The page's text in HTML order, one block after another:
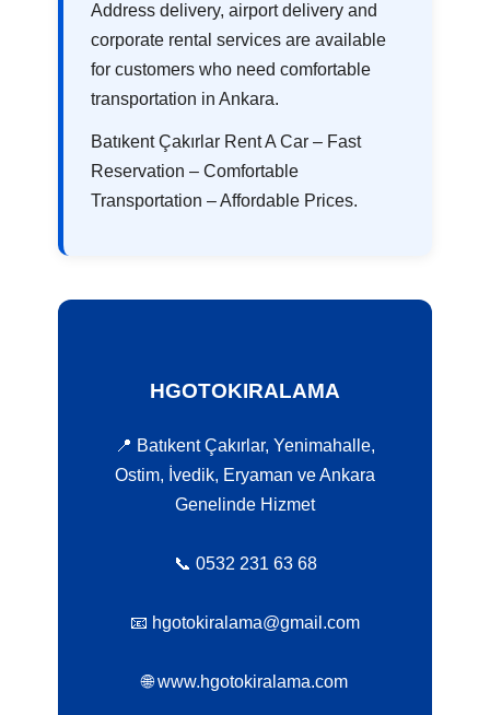
Address delivery, airport delivery and
corporate rental services are available
for customers who need comfortable
transportation in Ankara.
Batıkent Çakırlar Rent A Car – Fast
Reservation – Comfortable
Transportation – Affordable Prices.
HGOTOKIRALAMA
📍 Batıkent Çakırlar, Yenimahalle,
Ostim, İvedik, Eryaman ve Ankara
Genelinde Hizmet
📞 0532 231 63 68
📧 hgotokiralama@gmail.com
🌐 www.hgotokiralama.com